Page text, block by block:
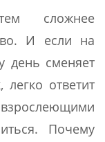
сложнее
И если на
день сменяет
ответит
Почему